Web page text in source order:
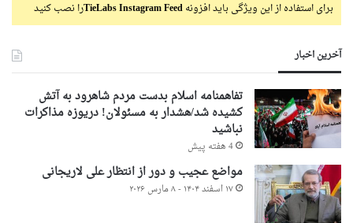
برای استفاده از این ویژگی باید افزونهTieLabs Instagram Feedرا نصب کنید
آخرین اخبار
تفاهمنامه اسلام بدست مردم شاهرود به آتش
کشیده شد/هشدار به مسئولان! دریوزه مذاکرات
نباشید
4 هفته پیش
مواضع عجیب و دور از انتظار علی لاریجانی
۱۷ اسفند ۱۴۰۴ - ۸ مارس ۲۰۲۶